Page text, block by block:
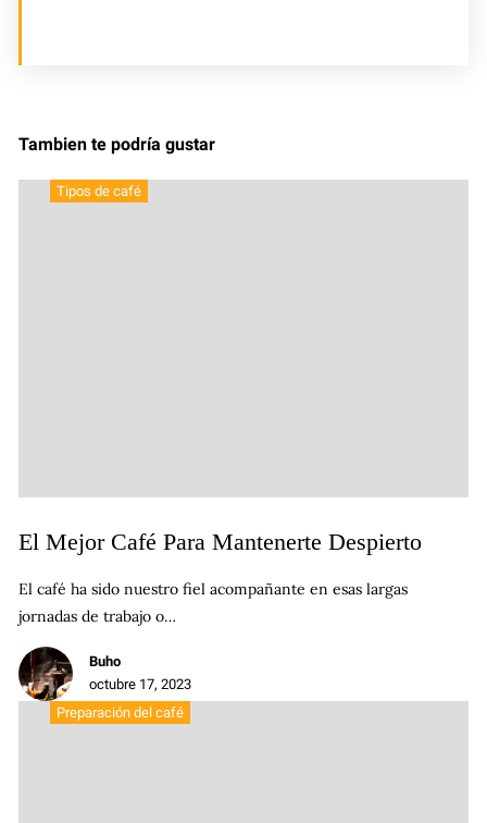
Tambien te podría gustar
Tipos de café
El Mejor Café Para Mantenerte Despierto
El café ha sido nuestro fiel acompañante en esas largas
jornadas de trabajo o…
Buho
octubre 17, 2023
Preparación del café